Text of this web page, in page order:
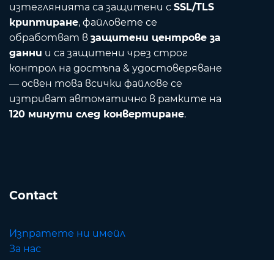
изтеглянията са защитени с SSL/TLS
криптиране, файловете се
обработват в защитени центрове за
данни и са защитени чрез строг
контрол на достъпа & удостоверяване
— освен това всички файлове се
изтриват автоматично в рамките на
120 минути след конвертиране.
Contact
Изпратете ни имейл
За нас